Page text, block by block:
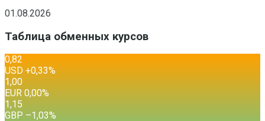
01.08.2026
Таблица обменных курсов
0,82
USD +0,33%
1,00
EUR 0,00%
1,15
GBP –1,03%